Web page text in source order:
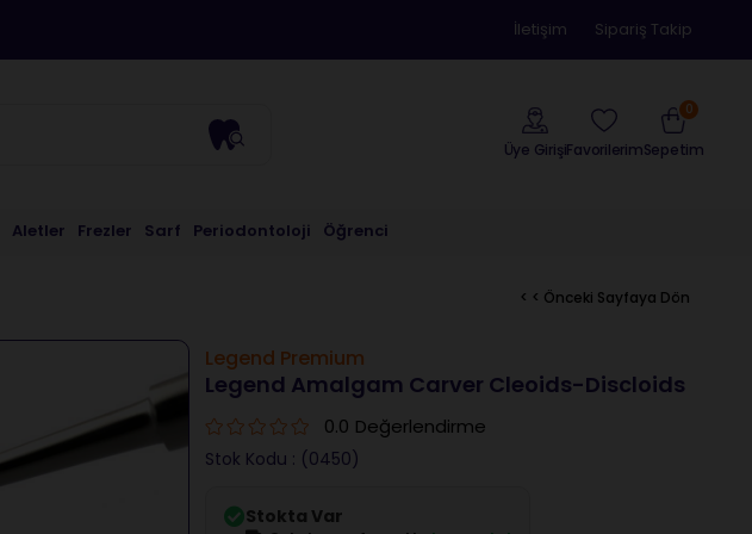
İletişim Sipariş Takip
Üye GirişiFavorilerimSepetim
0
Aletler Frezler Sarf Periodontoloji Öğrenci
< < Önceki Sayfaya Dön
Legend Premium
Legend Amalgam Carver Cleoids-Discloids
0.0 Değerlendirme
Stok Kodu (0450)
Stokta Var